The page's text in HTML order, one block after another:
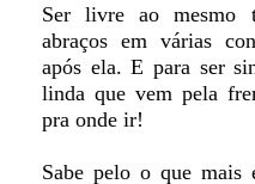
Ser livre ao mesmo
abraços em várias
após ela. E para ser
linda que vem pela
pra onde ir!
Sabe pelo o que mais